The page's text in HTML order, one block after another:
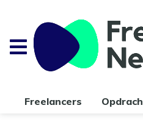
Freelancers